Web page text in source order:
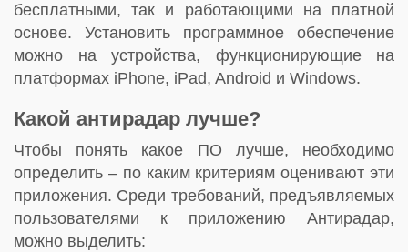
бесплатными, так и работающими на платной
основе. Установить программное обеспечение
можно на устройства, функционирующие на
платформах iPhone, iPad, Android и Windows.
Какой антирадар лучше?
Чтобы понять какое ПО лучше, необходимо
определить – по каким критериям оценивают эти
приложения. Среди требований, предъявляемых
пользователями к приложению Антирадар,
можно выделить: